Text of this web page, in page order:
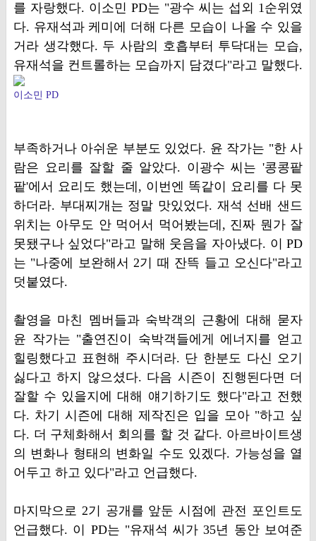
를 자랑했다. 이소민 PD는 "광수 씨는 섭외 1순위였
다. 유재석과 케미에 더해 다른 모습이 나올 수 있을
거라 생각했다. 두 사람의 호흡부터 투닥대는 모습,
유재석을 컨트롤하는 모습까지 담겼다"라고 말했다.
이소민 PD
부족하거나 아쉬운 부분도 있었다. 윤 작가는 "한 사
람은 요리를 잘할 줄 알았다. 이광수 씨는 '콩콩팥
팥'에서 요리도 했는데, 이번엔 똑같이 요리를 다 못
하더라. 부대찌개는 정말 맛있었다. 재석 선배 샌드
위치는 아무도 안 먹어서 먹어봤는데, 진짜 뭔가 잘
못됐구나 싶었다"라고 말해 웃음을 자아냈다. 이 PD
는 "나중에 보완해서 2기 때 잔뜩 들고 오신다"라고
덧붙였다.
촬영을 마친 멤버들과 숙박객의 근황에 대해 묻자
윤 작가는 "출연진이 숙박객들에게 에너지를 얻고
힐링했다고 표현해 주시더라. 단 한분도 다신 오기
싫다고 하지 않으셨다. 다음 시즌이 진행된다면 더
잘할 수 있을지에 대해 얘기하기도 했다"라고 전했
다. 차기 시즌에 대해 제작진은 입을 모아 "하고 싶
다. 더 구체화해서 회의를 할 것 같다. 아르바이트생
의 변화나 형태의 변화일 수도 있겠다. 가능성을 열
어두고 하고 있다"라고 언급했다.
마지막으로 2기 공개를 앞둔 시점에 관전 포인트도
언급했다. 이 PD는 "유재석 씨가 35년 동안 보여준